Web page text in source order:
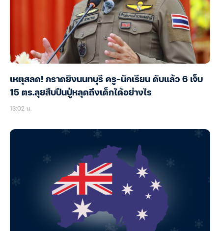
เหตุสลด! กราดยิงนนทบุรี ครู-นักเรียน ดับแล้ว 6 เจ็บ
15 ตร.ลุยสืบปืนปู่หลุดถึงเด็กได้อย่างไร
13:02 น.